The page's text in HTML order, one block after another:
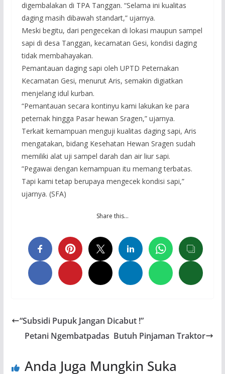
digembalakan di TPA Tanggan. “Selama ini kualitas
daging masih dibawah standart,” ujarnya.
Meski begitu, dari pengecekan di lokasi maupun sampel
sapi di desa Tanggan, kecamatan Gesi, kondisi daging
tidak membahayakan.
Pemantauan daging sapi oleh UPTD Peternakan
Kecamatan Gesi, menurut Aris, semakin digiatkan
menjelang idul kurban.
“Pemantauan secara kontinyu kami lakukan ke para
peternak hingga Pasar hewan Sragen,” ujarnya.
Terkait kemampuan menguji kualitas daging sapi, Aris
mengatakan, bidang Kesehatan Hewan Sragen sudah
memiliki alat uji sampel darah dan air liur sapi.
”Pegawai dengan kemampuan itu memang terbatas.
Tapi kami tetap berupaya mengecek kondisi sapi,”
ujarnya. (SFA)
Share this…
“Subsidi Pupuk Jangan Dicabut !”
Petani Ngembatpadas Butuh Pinjaman Traktor
Anda Juga Mungkin Suka